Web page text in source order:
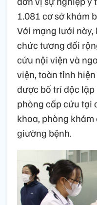
1.081 cơ sở khám
Với mạng lưới
chức tương đối
cứu nội viện và
viện, toàn tỉnh
được bố trí độc
phòng cấp cứu tại
khoa, phòng
giường bệnh.